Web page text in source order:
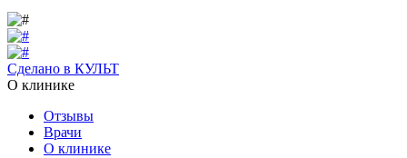
Сделано в КУЛЬТ
О клинике
Отзывы
Врачи
О клинике